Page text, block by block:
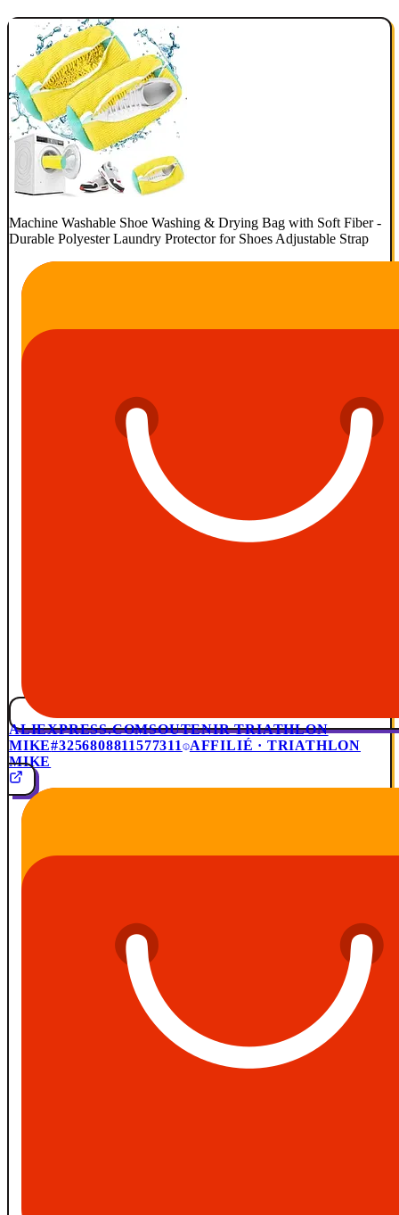
Machine Washable Shoe Washing & Drying Bag with Soft Fiber -
Durable Polyester Laundry Protector for Shoes Adjustable Strap
ALIEXPRESS.COMSOUTENIR TRIATHLON
MIKE#3256808811577311 AFFILIÉ · TRIATHLON
MIKE